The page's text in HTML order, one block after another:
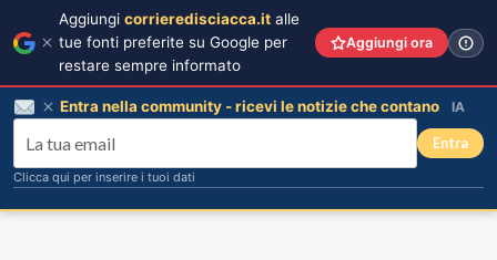
Aggiungi corrieredisciacca.it alle
tue fonti preferite su Google per
restare sempre informato
Aggiungi ora
Entra nella community - ricevi le notizie che contano IA
Entra
Clicca qui per inserire i tuoi dati